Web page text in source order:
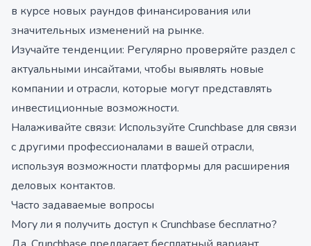
в курсе новых раундов финансирования или
значительных изменений на рынке.
Изучайте тенденции: Регулярно проверяйте раздел с
актуальными инсайтами, чтобы выявлять новые
компании и отрасли, которые могут представлять
инвестиционные возможности.
Налаживайте связи: Используйте Crunchbase для связи
с другими профессионалами в вашей отрасли,
используя возможности платформы для расширения
деловых контактов.
Часто задаваемые вопросы
Могу ли я получить доступ к Crunchbase бесплатно?